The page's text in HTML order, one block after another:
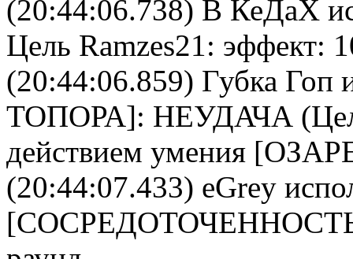
(20:44:06.738) В КеДаХ
Цель Ramzes21 : эффект:
(20:44:06.859) Губка Гоп
ТОПОРА]: НЕУДАЧА
действием умения
(20:44:07.433) eGrey
[